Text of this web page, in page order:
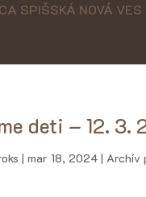
deti – 12. 3.
| mar 18, 2024| Archív